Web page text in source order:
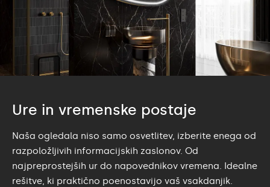
Ure in vremenske postaje
Naša ogledala niso samo osvetlitev, izberite enega od
razpoložljivih informacijskih zaslonov. Od
najpreprostejših ur do napovednikov vremena. Idealne
rešitve, ki praktično poenostavijo vaš vsakdanjik.